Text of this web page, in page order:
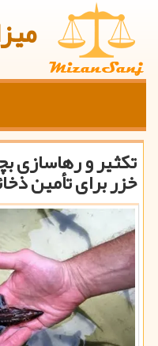
تکثیر و رهاسازی
خزر برای تأمین